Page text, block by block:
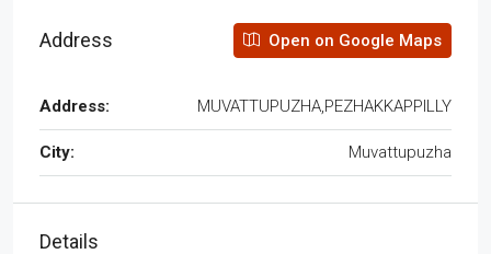
Address Open on Google Maps
Address: MUVATTUPUZHA,PEZHAKKAPPILLY
City: Muvattupuzha
Details